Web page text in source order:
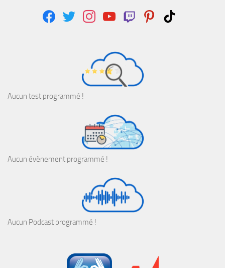
facebooktwitter instagramyoutubetwitch pinteresttiktok
Aucun test programmé !
Aucun évènement programmé !
Aucun Podcast programmé !